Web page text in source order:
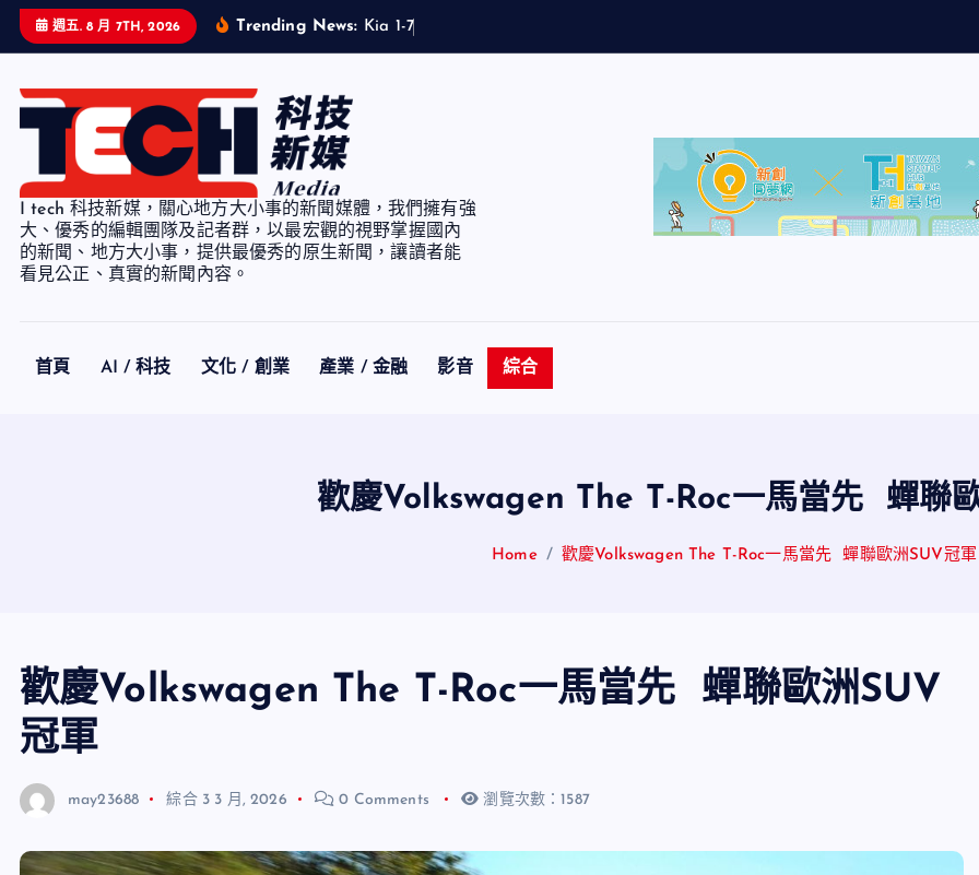
週五. 8 月 7TH, 2026 Trending News: Kia 1-7
I tech 科技新媒，關心地方大小事的新聞媒體，我們擁有強
大、優秀的編輯團隊及記者群，以最宏觀的視野掌握國內
的新聞、地方大小事，提供最優秀的原生新聞，讓讀者能
看見公正、真實的新聞內容。
首頁 AI / 科技 文化 / 創業 產業 / 金融 影音 綜合
歡慶Volkswagen The T-Roc一馬當先 蟬聯
Home 歡慶Volkswagen The T-Roc一馬當先 蟬聯歐洲SUV冠軍
歡慶Volkswagen The T-Roc一馬當先 蟬聯歐洲SUV
冠軍
may23688 綜合 3 3 月, 2026 0 Comments 瀏覽次數：1587